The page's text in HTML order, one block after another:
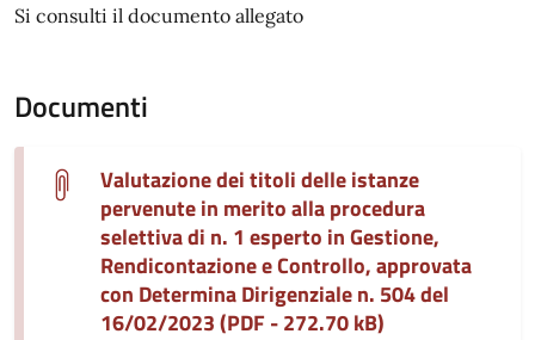
Si consulti il documento allegato
Documenti
Valutazione dei titoli delle istanze
pervenute in merito alla procedura
selettiva di n. 1 esperto in Gestione,
Rendicontazione e Controllo, approvata
con Determina Dirigenziale n. 504 del
16/02/2023 (PDF - 272.70 kB)